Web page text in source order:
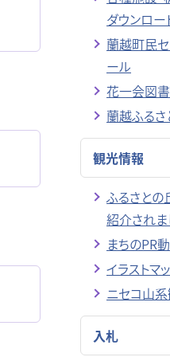
ダウンロー
蘭越町民
ール
花一会図
蘭越ふる
観光情報
ふるさとの
紹介され
まちのPR
イラストマ
ニセコ山
入札